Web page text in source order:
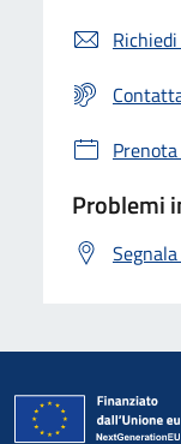
Problemi